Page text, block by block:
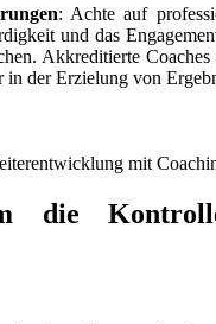
: Achte auf
und das
Akkreditierte
in der Erzielung von
die